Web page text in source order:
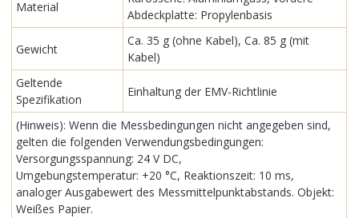
Material
Abdeckplatte: Propylenbasis
Gewicht
Ca. 35 g (ohne Kabel), Ca. 85 g (mit
Kabel)
Geltende
Spezifikation
Einhaltung der EMV-Richtlinie
(Hinweis): Wenn die Messbedingungen nicht angegeben sind,
gelten die folgenden Verwendungsbedingungen:
Versorgungsspannung: 24 V DC,
Umgebungstemperatur: +20 °C, Reaktionszeit: 10 ms,
analoger Ausgabewert des Messmittelpunktabstands. Objekt:
Weißes Papier.